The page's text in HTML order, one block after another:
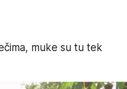
muke su tu tek